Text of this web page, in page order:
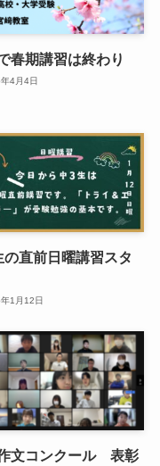
春期講習は終わり
4月4日
の直前日曜講習スタ
1月12日
文コンクール 表彰